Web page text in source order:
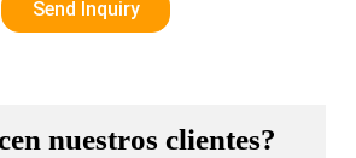
nuestros clientes?